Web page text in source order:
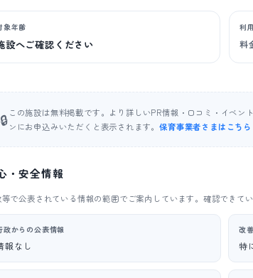
象年齢
設へご確認ください
利
料
🔒この施設は無料掲載です。より詳しいPR情報・口コミ・イベン
ンにお申込みいただくと表示されます。保育事業者さまはこち
・安全情報
で公表されている情報の範囲でご案内しています。確認できて
政からの公表情報
報なし
改
特